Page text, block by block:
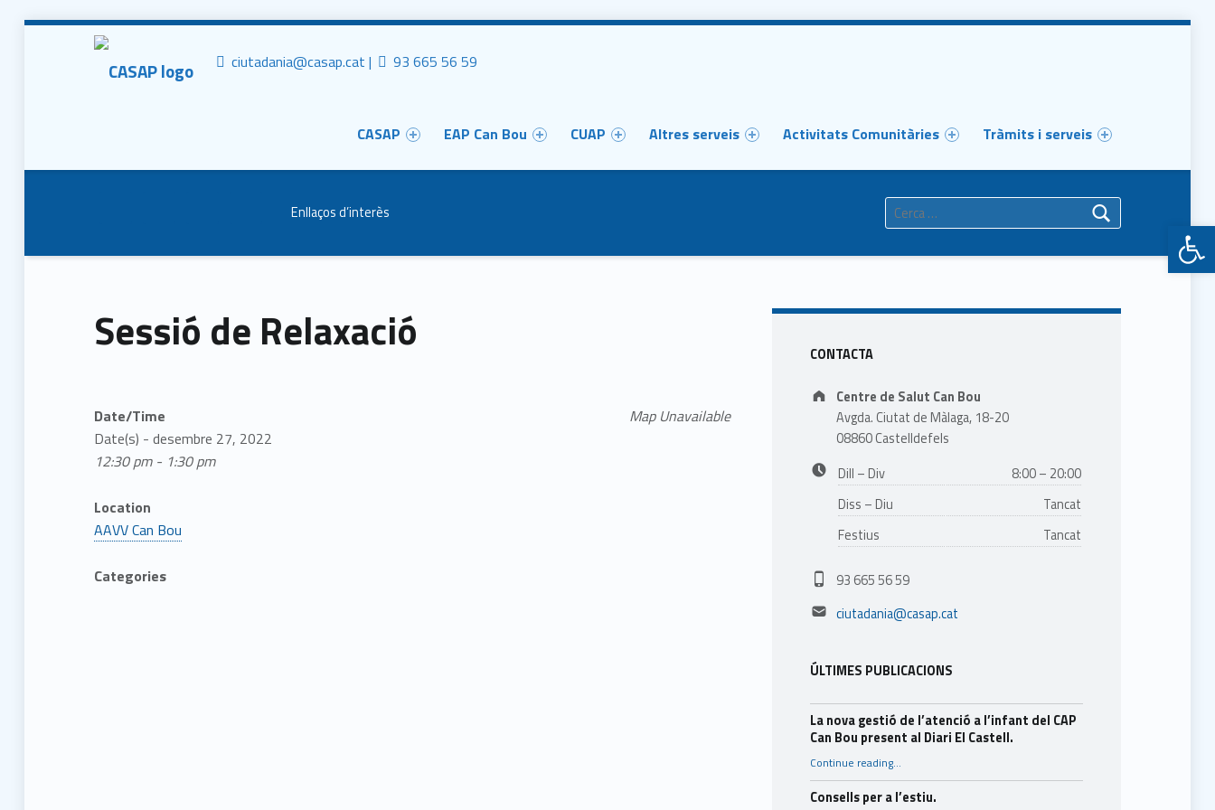
CASAP
Contacta al mail
ciutadania@casap.cat |
Truca'ns
93 665 56 59
CASAP EAP Can Bou CUAP Altres serveis Activitats Comunitàries Tràmits i serveis
Enllaços d’interès
Sessió de Relaxació
Map Unavailable
Date/Time
Date(s) - desembre 27, 2022
12:30 pm - 1:30 pm
Location
AAVV Can Bou
Categories
Sidebar
CONTACTA
Address:
Centre de Salut Can Bou
Avgda. Ciutat de Màlaga, 18-20
08860 Castelldefels
Business hours:
Dill – Div
8:00 – 20:00
Diss – Diu
Tancat
Festius
Tancat
Phone number:
93 665 56 59
Email address:
ciutadania@casap.cat
ÚLTIMES PUBLICACIONS
La nova gestió de l’atenció a l’infant del CAP
Can Bou present al Diari El Castell.
Continue reading“La nova gestió de l’atenció a l’infant del CAP Can Bou present al Diari El Castell.”
…
Consells per a l’estiu.
Obre la barra d'eines